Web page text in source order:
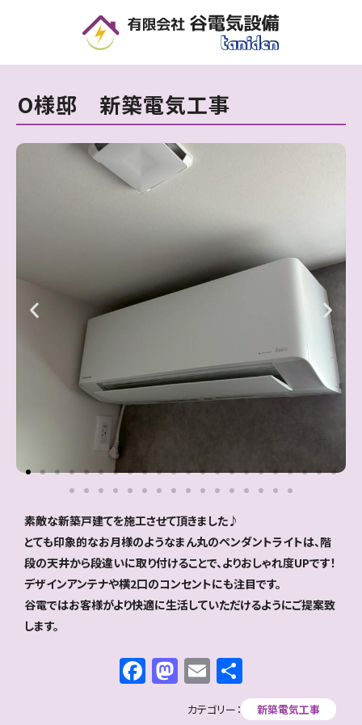
O様邸 新築電気工事
素敵な新築戸建てを施工させて頂きました♪
とても印象的なお月様のようなまん丸のペンダントライトは、階
段の天井から段違いに取り付けることで、よりおしゃれ度UPです！
デザインアンテナや横2口のコンセントにも注目です。
谷電ではお客様がより快適に生活していただけるようにご提案致
します。
Facebook
Mastodon
Email
有
カテゴリー： 新築電気工事